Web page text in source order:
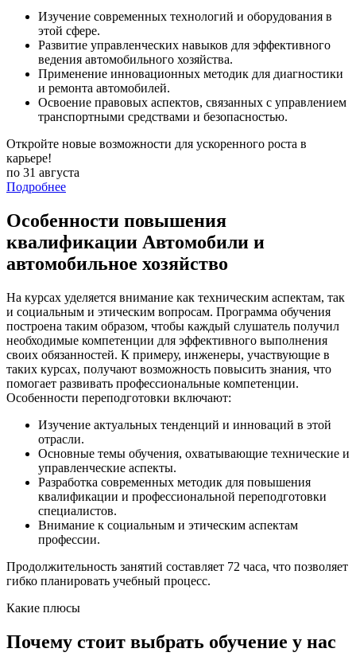
Изучение современных технологий и оборудования в
этой сфере.
Развитие управленческих навыков для эффективного
ведения автомобильного хозяйства.
Применение инновационных методик для диагностики
и ремонта автомобилей.
Освоение правовых аспектов, связанных с управлением
транспортными средствами и безопасностью.
Откройте новые возможности для ускоренного роста в
карьере!
по 31 августа
Подробнее
Особенности повышения
квалификации Автомобили и
автомобильное хозяйство
На курсах уделяется внимание как техническим аспектам, так
и социальным и этическим вопросам. Программа обучения
построена таким образом, чтобы каждый слушатель получил
необходимые компетенции для эффективного выполнения
своих обязанностей. К примеру, инженеры, участвующие в
таких курсах, получают возможность повысить знания, что
помогает развивать профессиональные компетенции.
Особенности переподготовки включают:
Изучение актуальных тенденций и инноваций в этой
отрасли.
Основные темы обучения, охватывающие технические и
управленческие аспекты.
Разработка современных методик для повышения
квалификации и профессиональной переподготовки
специалистов.
Внимание к социальным и этическим аспектам
профессии.
Продолжительность занятий составляет 72 часа, что позволяет
гибко планировать учебный процесс.
Какие плюсы
Почему стоит выбрать обучение у нас